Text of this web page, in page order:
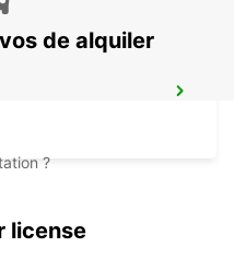
de alquiler
?
license